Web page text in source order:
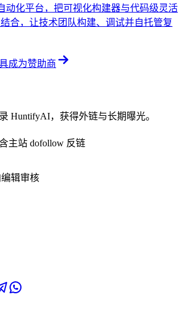
动化平台，把可视化构建器与代码级灵活
合，让技术团队构建、调试并自托管复
成为赞助商
HuntifyAI，获得外链与长期曝光。
主站 dofollow 反链
辑审核